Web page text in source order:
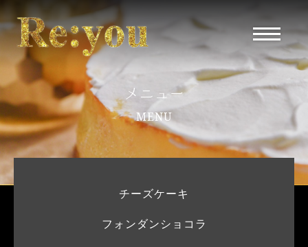
メニュー
MENU
チーズケーキ
フォンダンショコラ